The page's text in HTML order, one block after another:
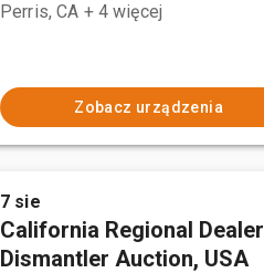
Perris, CA + 4 więcej
Zobacz urządzenia
7 sie
California Regional Dealer
Dismantler Auction, USA